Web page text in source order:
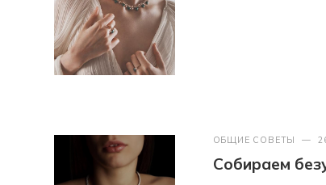
ОБЩИЕ СОВЕТЫ —
Собираем